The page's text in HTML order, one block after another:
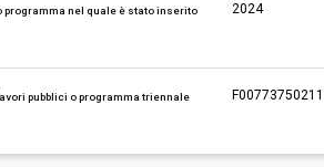
programma nel quale è stato inserito
2024
pubblici o programma triennale